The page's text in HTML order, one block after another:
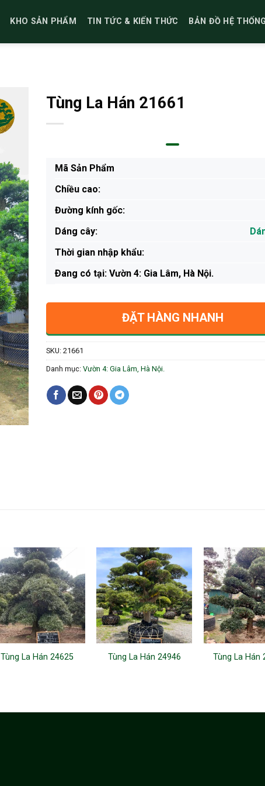
KHO SẢN PHẨM TIN TỨC & KIẾN THỨC BẢN ĐỒ HỆ THỐNG
Tùng La Hán 21661
Mã Sản Phẩm
Chiều cao:
Đường kính gốc:
Dáng cây:
Thời gian nhập khẩu:
Ðang có tại: Vườn 4: Gia Lâm, Hà Nội.
ĐẶT HÀNG NHANH
SKU: 21661
Danh mục: Vườn 4: Gia Lâm, Hà Nội.
Tùng La Hán 24625 Tùng La Hán 24946 Tùng La Hán